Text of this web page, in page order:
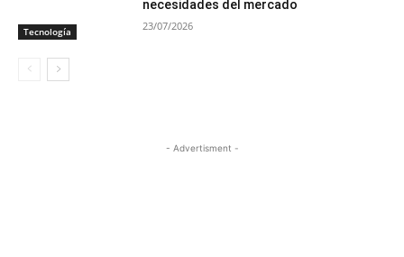
Tecnología
necesidades del mercado
23/07/2026
- Advertisment -